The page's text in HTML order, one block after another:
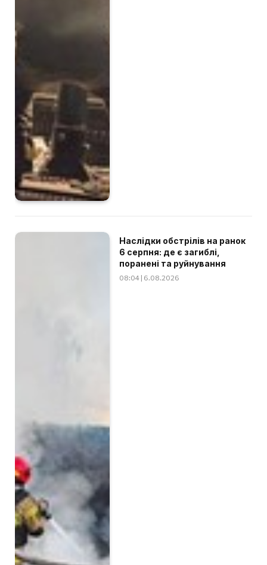
Наслідки обстрілів на ранок
6 серпня: де є загиблі,
поранені та руйнування
08:04 | 6.08.2026